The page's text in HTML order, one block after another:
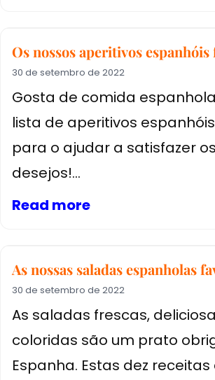
Os nossos aperitivos
30 de setembro de 2022
Gosta de comida
lista de aperitivos
para o ajudar a satisfazer
desejos!...
Read more
As nossas saladas espanholas
30 de setembro de 2022
As saladas frescas,
coloridas são um prato
Espanha. Estas dez